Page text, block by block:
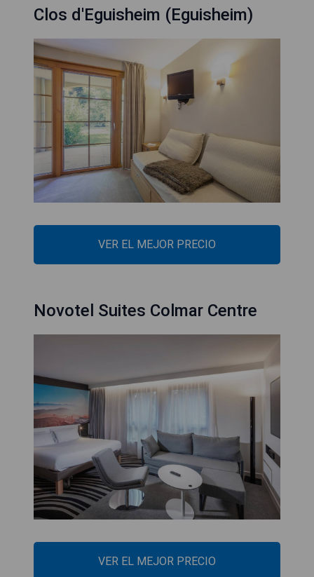
Clos d'Eguisheim (Eguisheim)
VER EL MEJOR PRECIO
Novotel Suites Colmar Centre
VER EL MEJOR PRECIO